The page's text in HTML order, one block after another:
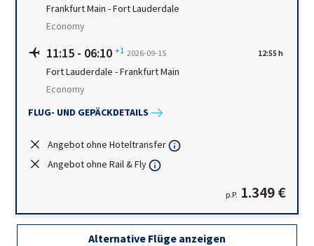
Frankfurt Main -Fort Lauderdale
Economy
11:15 - 06:10 +1 2026-09-15 12:55 h
Fort Lauderdale -Frankfurt Main
Economy
FLUG- UND GEPÄCKDETAILS
Angebot ohne Hoteltransfer
Angebot ohne Rail & Fly
p.P. 1.349 €
Alternative Flüge anzeigen